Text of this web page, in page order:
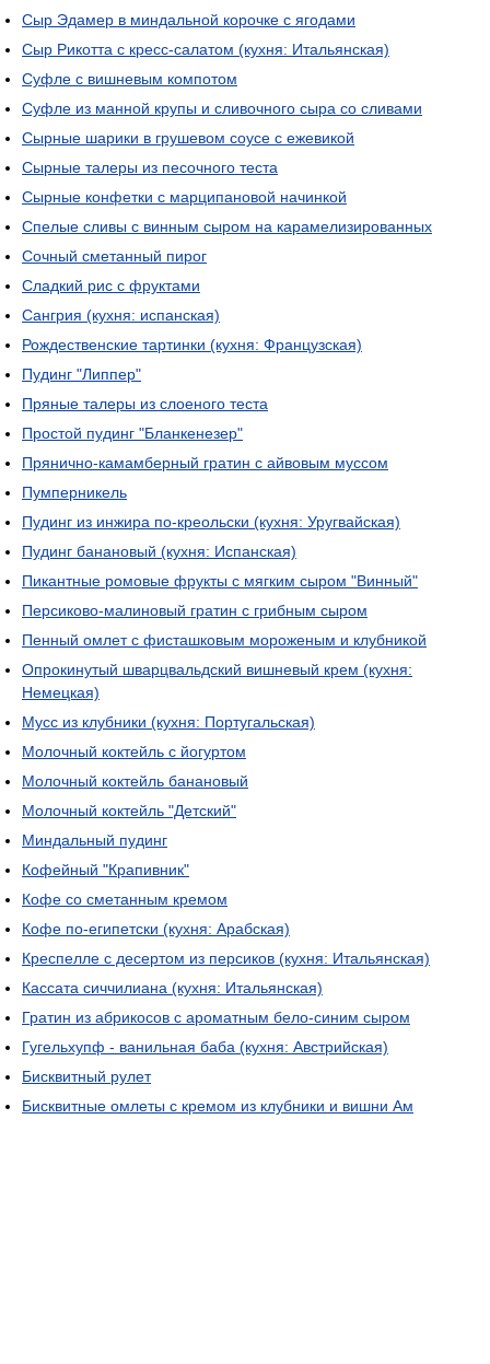
Сыр Эдамер в миндальной корочке с ягодами
Сыр Рикотта с кресс-салатом (кухня: Итальянская)
Суфле с вишневым компотом
Суфле из манной крупы и сливочного сыра со сливами
Сырные шарики в грушевом соусе с ежевикой
Сырные талеры из песочного теста
Сырные конфетки с марципановой начинкой
Спелые сливы с винным сыром на карамелизированных
Сочный сметанный пирог
Сладкий рис с фруктами
Сангрия (кухня: испанская)
Рождественские тартинки (кухня: Французская)
Пудинг "Липпер"
Пряные талеры из слоеного теста
Простой пудинг "Бланкенезер"
Прянично-камамберный гратин с айвовым муссом
Пумперникель
Пудинг из инжира по-креольски (кухня: Уругвайская)
Пудинг банановый (кухня: Испанская)
Пикантные ромовые фрукты с мягким сыром "Винный"
Персиково-малиновый гратин с грибным сыром
Пенный омлет с фисташковым мороженым и клубникой
Опрокинутый шварцвальдский вишневый крем (кухня:
Немецкая)
Мусс из клубники (кухня: Португальская)
Молочный коктейль с йогуртом
Молочный коктейль банановый
Молочный коктейль "Детский"
Миндальный пудинг
Кофейный "Крапивник"
Кофе со сметанным кремом
Кофе по-египетски (кухня: Арабская)
Креспелле с десертом из персиков (кухня: Итальянская)
Кассата сиччилиана (кухня: Итальянская)
Гратин из абрикосов с ароматным бело-синим сыром
Гугельхупф - ванильная баба (кухня: Австрийская)
Бисквитный рулет
Бисквитные омлеты с кремом из клубники и вишни Ам